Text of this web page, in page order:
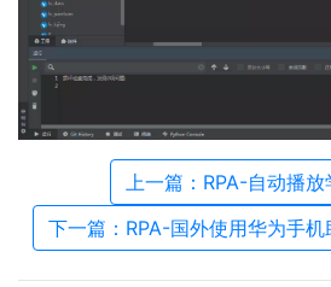
上一篇：RPA-自动播放
下一篇：RPA-国外使用华为手